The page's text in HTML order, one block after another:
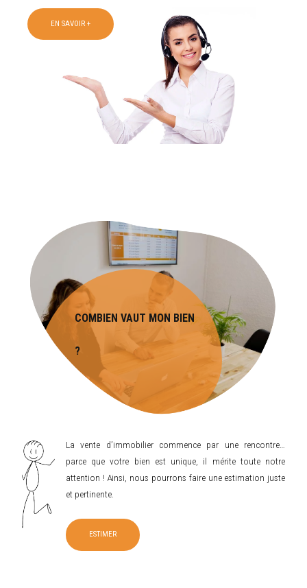
EN SAVOIR +
COMBIEN VAUT MON BIEN
?
La vente d’immobilier commence par une rencontre…
parce que votre bien est unique, il mérite toute notre
attention ! Ainsi, nous pourrons faire une estimation juste
et pertinente.
ESTIMER